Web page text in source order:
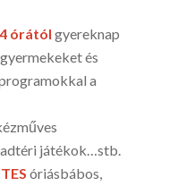
órától gyereknap
és
a
játékok…stb.
óriásbábos,